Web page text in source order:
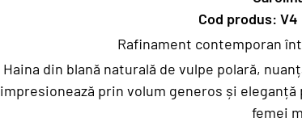
Cod produs: V4
Rafinament contemporan
Haina din blană naturală de vulpe polară,
impresionează prin volum generos și
femei